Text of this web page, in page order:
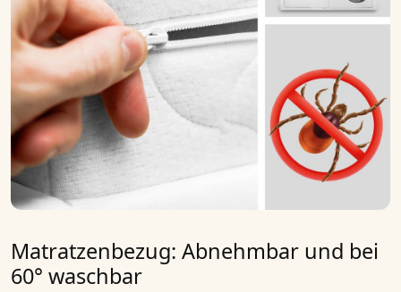
Matratzenbezug: Abnehmbar und bei
60° waschbar